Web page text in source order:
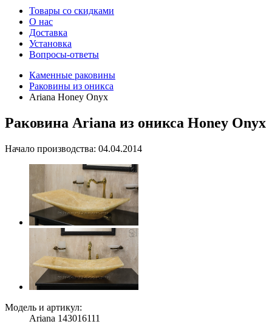
Товары со скидками
О нас
Доставка
Установка
Вопросы-ответы
Каменные раковины
Раковины из оникса
Ariana Honey Onyx
Раковина Ariana из оникса Honey Onyx
Начало производства: 04.04.2014
Модель и артикул:
Ariana 143016111